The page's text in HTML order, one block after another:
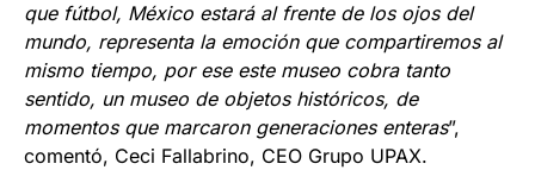
que fútbol, México estará al frente de los ojos del
mundo, representa la emoción que compartiremos al
mismo tiempo, por ese este museo cobra tanto
sentido, un museo de objetos históricos, de
momentos que marcaron generaciones enteras”,
comentó, Ceci Fallabrino, CEO Grupo UPAX.